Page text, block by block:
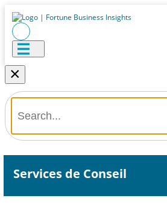
×
Services de Conseil